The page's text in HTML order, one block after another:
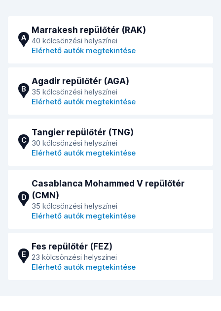
A
Marrakesh repülőtér (RAK)
40 kölcsönzési helyszínei
Elérhető autók megtekintése
B
Agadir repülőtér (AGA)
35 kölcsönzési helyszínei
Elérhető autók megtekintése
C
Tangier repülőtér (TNG)
30 kölcsönzési helyszínei
Elérhető autók megtekintése
D
Casablanca Mohammed V repülőtér
(CMN)
35 kölcsönzési helyszínei
Elérhető autók megtekintése
E
Fes repülőtér (FEZ)
23 kölcsönzési helyszínei
Elérhető autók megtekintése